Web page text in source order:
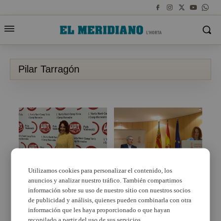
Pilar Tarragón
Pilar Tarragón Maicas
“Después de 9 años
como secretaria
general de ugt en la
comarca he decidido no
Pilar Tarragón ha
tomado posesión de su
cargo como consejera
del CES CV
Utilizamos cookies para personalizar el contenido, los
anuncios y analizar nuestro tráfico. También compartimos
información sobre su uso de nuestro sitio con nuestros socios
de publicidad y análisis, quienes pueden combinarla con otra
información que les haya proporcionado o que hayan
recopilado a partir del uso de sus servicios.